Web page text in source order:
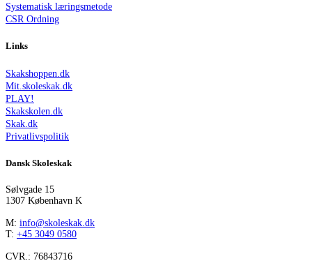
Systematisk læringsmetode
CSR Ordning
Links
Skakshoppen.dk
Mit.skoleskak.dk
PLAY!
Skakskolen.dk
Skak.dk
Privatlivspolitik
Dansk Skoleskak
Sølvgade 15
1307 København K
M: info@skoleskak.dk
T: +45 3049 0580
CVR.: 76843716